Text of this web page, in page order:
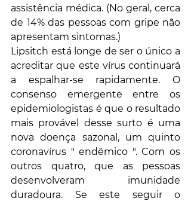
assistência médica. (No geral, cerca
de 14% das pessoas com gripe não
apresentam sintomas.)
Lipsitch está longe de ser o único a
acreditar que este vírus continuará
a espalhar-se rapidamente. O
consenso emergente entre os
epidemiologistas é que o resultado
mais provável desse surto é uma
nova doença sazonal, um quinto
coronavírus " endêmico ". Com os
outros quatro, que as pessoas
desenvolveram imunidade
duradoura. Se este seguir o